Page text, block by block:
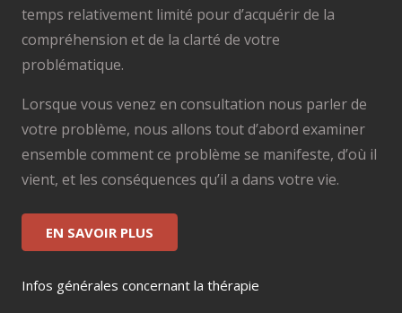
temps relativement limité pour d’acquérir de la
compréhension et de la clarté de votre
problématique.
Lorsque vous venez en consultation nous parler de
votre problème, nous allons tout d’abord examiner
ensemble comment ce problème se manifeste, d’où il
vient, et les conséquences qu’il a dans votre vie.
EN SAVOIR PLUS
Infos générales concernant la thérapie